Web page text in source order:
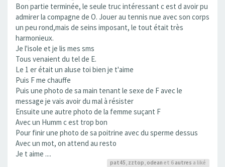
Bon partie terminée, le seule truc intéressant c est d avoir pu
admirer la compagne de O. Jouer au tennis nue avec son corps
un peu rond,mais de seins imposant, le tout était très
harmonieux.
Je l'isole et je lis mes sms
Tous venaient du tel de E.
Le 1 er était un aluse toi bien je t'aime
Puis F me chauffe
Puis une photo de sa main tenant le sexe de F avec le
message je vais avoir du mal à résister
Ensuite une autre photo de la femme suçant F
Avec un Humm c est trop bon
Pour finir une photo de sa poitrine avec du sperme dessus
Avec un mot, on attend au resto
Je t aime ....
pat45, zztop, odean et 6 autres a liké